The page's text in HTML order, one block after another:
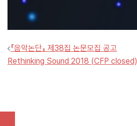
Post
navigation
『음악논단』 제38집 논문모집 공고
Rethinking Sound 2018 (CFP closed)